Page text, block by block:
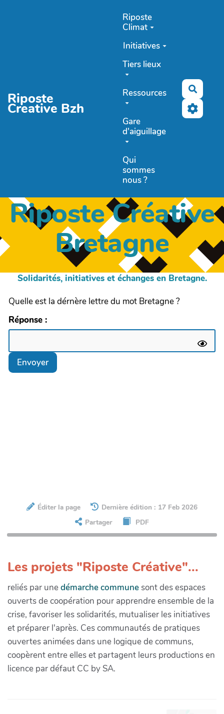
Riposte
Creative Bzh
Riposte
Climat
Initiatives
Tiers lieux
Ressources
Gare
d'aiguillage
Qui
sommes
nous ?
Riposte Créative
Bretagne
Solidarités, initiatives et échanges en Bretagne.
Quelle est la dérnère lettre du mot Bretagne ?
Réponse :
Envoyer
Éditer la page
Dernière édition : 17 Feb 2026
Partager
PDF